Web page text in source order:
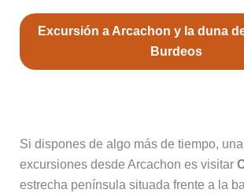
Excursión a Arcachon y la duna
Burdeos
Si dispones de algo más de tiempo,
excursiones desde Arcachon es visitar
estrecha península situada frente a la